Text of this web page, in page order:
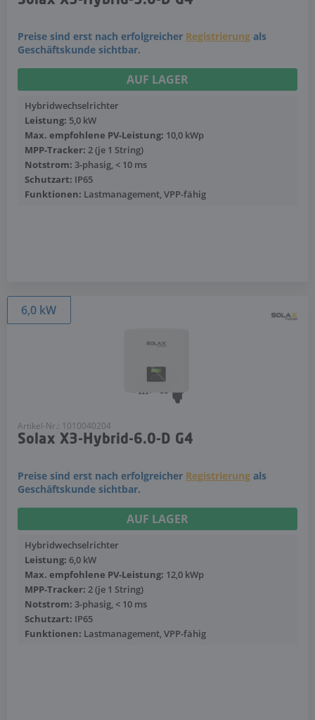
Preise sind erst nach erfolgreicher Registrierung als
Geschäftskunde sichtbar.
AUF LAGER
Hybridwechselrichter
Leistung: 5,0 kW
Max. empfohlene PV-Leistung: 10,0 kWp
MPP-Tracker: 2 (je 1 String)
Notstrom: 3-phasig, < 10 ms
Schutzart: IP65
Funktionen: Lastmanagement, VPP-fähig
6,0 kW
Artikel-Nr.: 1010040204
Solax X3-Hybrid-6.0-D G4
Preise sind erst nach erfolgreicher Registrierung als
Geschäftskunde sichtbar.
AUF LAGER
Hybridwechselrichter
Leistung: 6,0 kW
Max. empfohlene PV-Leistung: 12,0 kWp
MPP-Tracker: 2 (je 1 String)
Notstrom: 3-phasig, < 10 ms
Schutzart: IP65
Funktionen: Lastmanagement, VPP-fähig